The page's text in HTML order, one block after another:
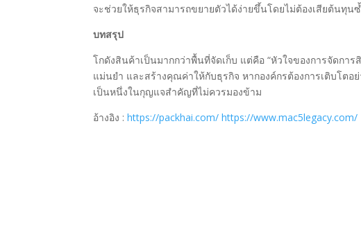
จะช่วยให้ธุรกิจสามารถขยายตัวได้ง่ายขึ้นโดยไม่ต้องเสียต้นทุน
บทสรุป
โกดังสินค้าเป็นมากกว่าพื้นที่จัดเก็บ แต่คือ “หัวใจของการจัดกา
แม่นยำ และสร้างคุณค่าให้กับธุรกิจ หากองค์กรต้องการเติบโต
เป็นหนึ่งในกุญแจสำคัญที่ไม่ควรมองข้าม
อ้างอิง :https://packhai.com/ https://www.mac5legacy.com/